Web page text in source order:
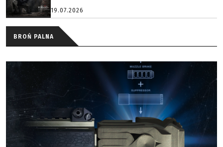
19.07.2026
BROŃ PALNA